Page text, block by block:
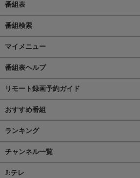
番組表
番組検索
マイメニュー
番組表ヘルプ
リモート録画予約ガイド
おすすめ番組
ランキング
チャンネル一覧
J:テレ